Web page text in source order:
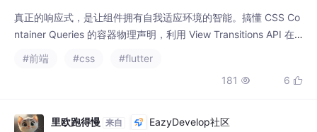
真正的响应式，是让组件拥有自我适应环境的智能。搞懂 CSS Co
ntainer Queries 的容器物理声明，利用 View Transitions API 在
GPU 中完成快照补间插值，才能摆脱死板的视口媒体查询，写出
#前端 #css
#flutter
181  6 
里欧跑得慢 来自 EazyDevelop社区